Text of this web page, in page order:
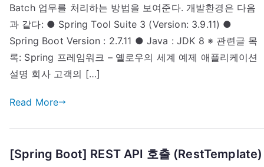
Batch
(File)
Batch 업무를 처리하는 방법을 보여준다. 개발환경은 다음
과 같다: ● Spring Tool Suite 3 (Version: 3.9.11) ●
Spring Boot Version : 2.7.11 ● Java : JDK 8 ※ 관련글 목
록: Spring 프레임워크 – 옐로우의 세계 예제 애플리케이션
설명 회사 고객의 […]
Read More
[Spring Boot] REST API 호출 (RestTemplate)